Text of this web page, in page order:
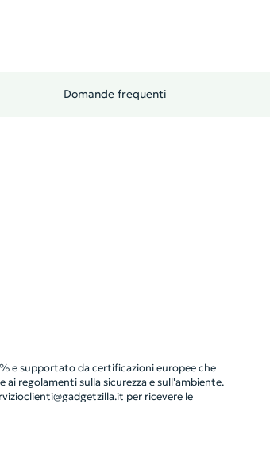
Domande frequenti
e supportato da certificazioni europee che
regolamenti sulla sicurezza e sull'ambiente.
per ricevere le